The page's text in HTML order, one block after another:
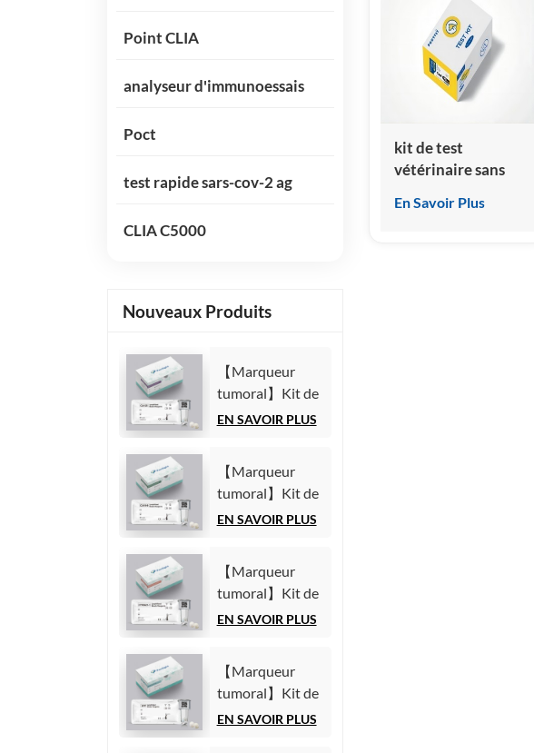
Point CLIA
analyseur d'immunoessais
Poct
test rapide sars-cov-2 ag
CLIA C5000
Nouveaux Produits
【Marqueur
tumoral】Kit de
test de l'antigène
(Immunoessai
par
chimiluminescence
EN SAVOIR PLUS
【Marqueur
tumoral】Kit de
test de l'antigène
(Immunoessai
par
chimiluminescence
EN SAVOIR PLUS
【Marqueur
tumoral】Kit de
test du fragment
(CYFRA21-1)
(Immunoessai
par
EN SAVOIR PLUS
【Marqueur
tumoral】Kit de
test de l'alpha-
EN SAVOIR PLUS
kit de test
vétérinaire sans
(cft4/fft4)
En Savoir Plus